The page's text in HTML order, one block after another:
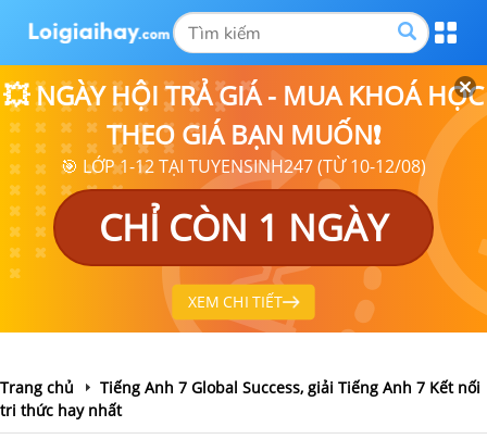
💥 NGÀY HỘI TRẢ GIÁ - MUA KHOÁ HỌC
THEO GIÁ BẠN MUỐN❗
🎯 LỚP 1-12 TẠI TUYENSINH247 (TỪ 10-12/08)
CHỈ CÒN 1 NGÀY
XEM CHI TIẾT
Trang chủ
Tiếng Anh 7 Global Success, giải Tiếng Anh 7 Kết nối
tri thức hay nhất